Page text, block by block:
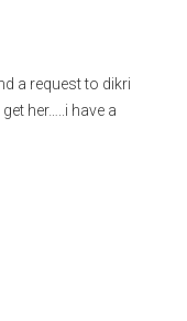
a request to dikri
her…..i have a